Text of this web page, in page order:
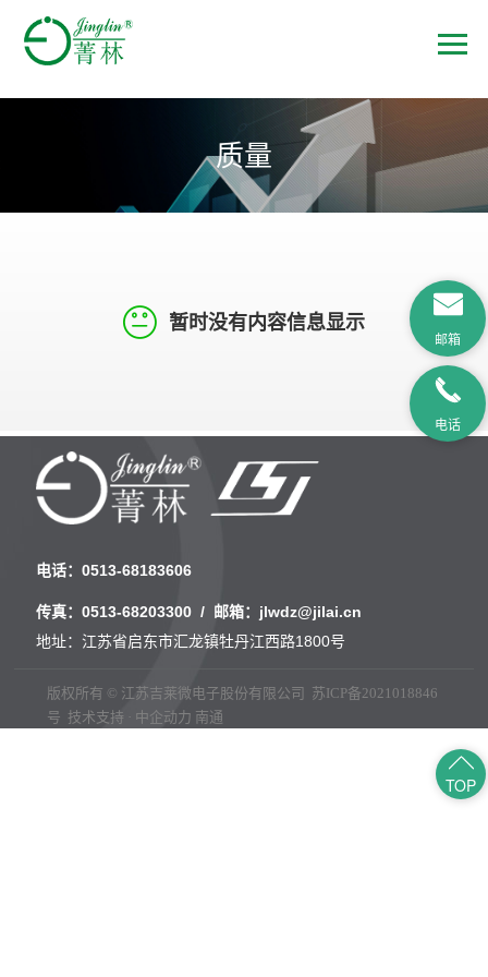
质量
暂时没有内容信息显示
电话：0513-68183606
传真：0513-68203300 / 邮箱： jlwdz@jilai.cn
地址：江苏省启东市汇龙镇牡丹江西路1800号
邮箱
电话
TOP
版权所有 © 江苏吉莱微电子股份有限公司 苏ICP备2021018846
号 技术支持 · 中企动力 南通